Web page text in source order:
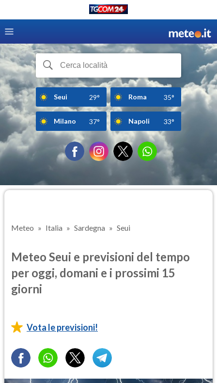
Seui 29° Roma 35°
Milano 37° Napoli 33°
Meteo Italia Sardegna Seui
Meteo Seui e previsioni del tempo
per oggi, domani e i prossimi 15
giorni
Vota le previsioni!